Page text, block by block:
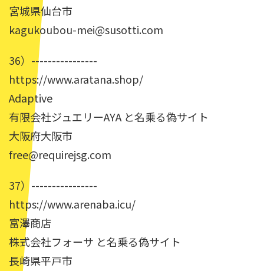
宮城県仙台市
kagukoubou-mei@susotti.com
36）----------------
https://www.aratana.shop/
Adaptive
有限会社ジュエリーAYA と名乗る偽サイト
大阪府大阪市
free@requirejsg.com
37）----------------
https://www.arenaba.icu/
富澤商店
株式会社フォーサ と名乗る偽サイト
長崎県平戸市